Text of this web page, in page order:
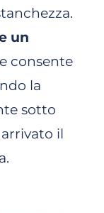
un
e consente
la
sotto
il